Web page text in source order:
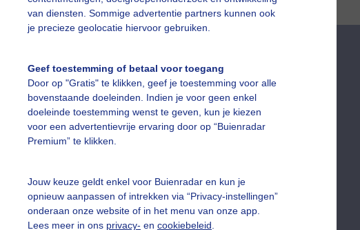
van diensten. Sommige advertentie partners kunnen ook
je precieze geolocatie hiervoor gebruiken.
Geef toestemming of betaal voor toegang
Door op "Gratis" te klikken, geef je toestemming voor alle
bovenstaande doeleinden. Indien je voor geen enkel
doeleinde toestemming wenst te geven, kun je kiezen
voor een advertentievrije ervaring door op “Buienradar
Premium” te klikken.
Jouw keuze geldt enkel voor Buienradar en kun je
opnieuw aanpassen of intrekken via “Privacy-instellingen”
onderaan onze website of in het menu van onze app.
Lees meer in ons privacy- en cookiebeleid
vragen
Team
De Bilt